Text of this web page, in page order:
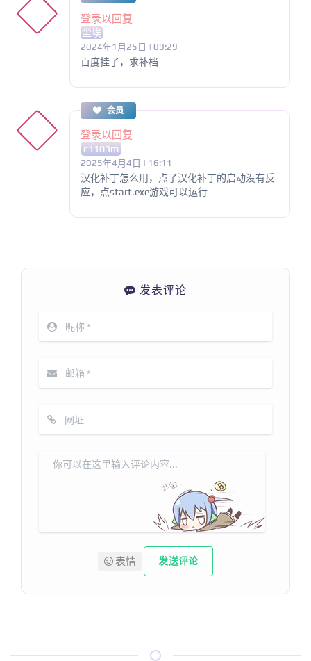
登录以回复
尘埃
2024年1月25日 | 09:29
百度挂了，求补档
会员
登录以回复
c1103m
2025年4月4日 | 16:11
汉化补丁怎么用，点了汉化补丁的启动没有反
应，点start.exe游戏可以运行
发表评论
表情 发送评论